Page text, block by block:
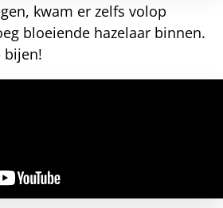
kwam er zelfs volop
bloeiende hazelaar binnen.
bijen!